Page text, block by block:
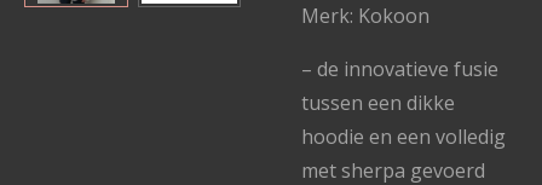
Merk: Kokoon
– de innovatieve fusie
tussen een dikke
hoodie en een volledig
met sherpa gevoerd